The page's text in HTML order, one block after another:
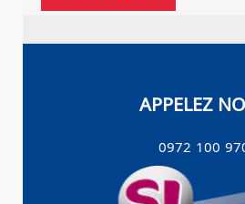
APPELEZ
0972 100